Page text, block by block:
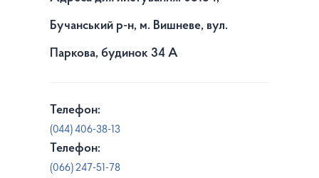
Бучанський р-н, м. Вишневе, вул.
Паркова, будинок 34 А
Телефон:
(044) 406-38-13
Телефон:
(066) 247-51-78